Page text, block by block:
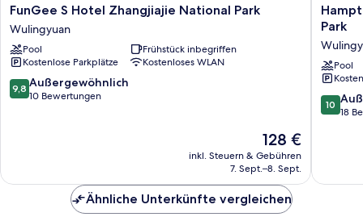
FunGee
S
Hotel
Zhangjiajie
National
Park
Wulingyuan
FunGee S Hotel Zhangjiajie National Park
Wulingyuan
Pool
Frühstück inbegriffen
Kostenlose Parkplätze
Kostenloses WLAN
9.8
von
9,8 Außergewöhnlich
10 Bewertungen
Der
Preis
beträgt
128 €
inkl. Steuern & Gebühren
7. Sept.–8. Sept.
by
National
Forest
Park
Park
Pool
10.0
von
10
18
Ähnliche Unterkünfte vergleichen